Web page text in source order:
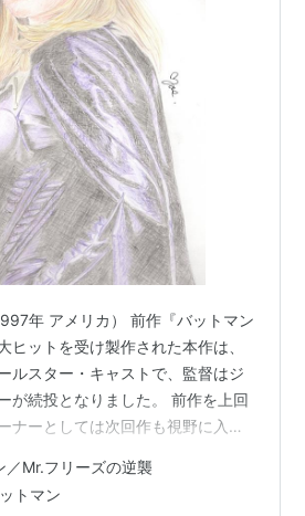
年 アメリカ） 前作『バットマン
ヒットを受け製作された本作は、
ルスター・キャストで、監督はジ
が続投となりました。 前作を上回
ナーとしては次回作も視野に入れ
は多くの部門でノミネート、続編
となってしまった。 正直、バート
／Mr.フリーズの逆襲
トマン